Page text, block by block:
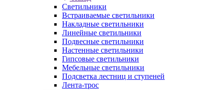
Светильники
Встраиваемые светильники
Накладные светильники
Линейные светильники
Подвесные светильники
Настенные светильники
Гипсовые светильники
Мебельные светильники
Подсветка лестниц и ступеней
Лента-трос